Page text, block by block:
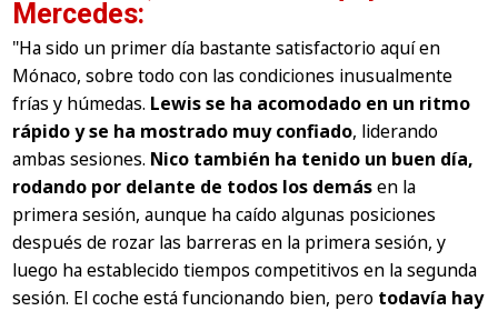
Mercedes:
"Ha sido un primer día bastante satisfactorio aquí en
Mónaco, sobre todo con las condiciones inusualmente
frías y húmedas. Lewis se ha acomodado en un ritmo
rápido y se ha mostrado muy confiado, liderando
ambas sesiones. Nico también ha tenido un buen día,
rodando por delante de todos los demásen la
primera sesión, aunque ha caído algunas posiciones
después de rozar las barreras en la primera sesión, y
luego ha establecido tiempos competitivos en la segunda
sesión. El coche está funcionando bien, pero todavía hay